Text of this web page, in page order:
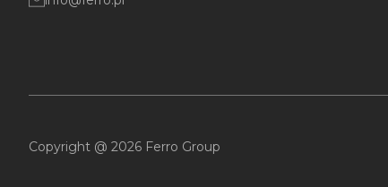
Copyright @ 2026 Ferro Group